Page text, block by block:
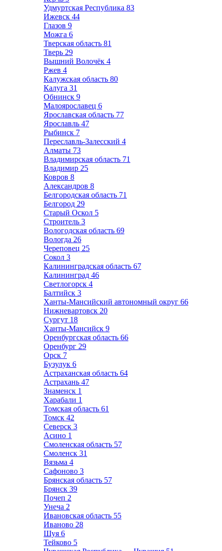
Удмуртская Республика 83
Ижевск 44
Глазов 9
Можга 6
Тверская область 81
Тверь 29
Вышний Волочёк 4
Ржев 4
Калужская область 80
Калуга 31
Обнинск 9
Малоярославец 6
Ярославская область 77
Ярославль 47
Рыбинск 7
Переславль-Залесский 4
Алматы 73
Владимирская область 71
Владимир 25
Ковров 8
Александров 8
Белгородская область 71
Белгород 29
Старый Оскол 5
Строитель 3
Вологодская область 69
Вологда 26
Череповец 25
Сокол 3
Калининградская область 67
Калининград 46
Светлогорск 4
Балтийск 3
Ханты-Мансийский автономный округ 66
Нижневартовск 20
Сургут 18
Ханты-Мансийск 9
Оренбургская область 66
Оренбург 29
Орск 7
Бузулук 6
Астраханская область 64
Астрахань 47
Знаменск 1
Харабали 1
Томская область 61
Томск 42
Северск 3
Асино 1
Смоленская область 57
Смоленск 31
Вязьма 4
Сафоново 3
Брянская область 57
Брянск 39
Почеп 2
Унеча 2
Ивановская область 55
Иваново 28
Шуя 6
Тейково 5